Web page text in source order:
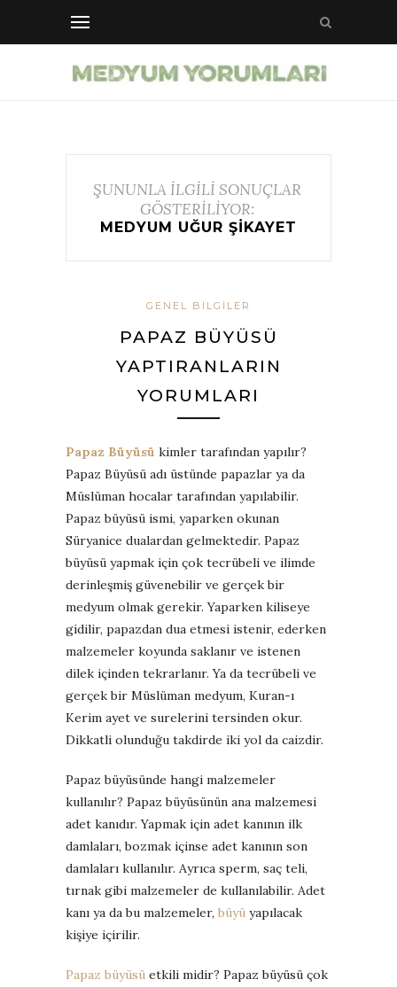
ŞUNUNLA İLGİLİ SONUÇLAR
GÖSTERİLİYOR:
MEDYUM UĞUR ŞIKAYET
GENEL BILGILER
PAPAZ BÜYÜSÜ
YAPTIRANLARIN
YORUMLARI
Papaz Büyüsü kimler tarafından yapılır?
Papaz Büyüsü adı üstünde papazlar ya da
Müslüman hocalar tarafından yapılabilir.
Papaz büyüsü ismi, yaparken okunan
Süryanice dualardan gelmektedir. Papaz
büyüsü yapmak için çok tecrübeli ve ilimde
derinleşmiş güvenebilir ve gerçek bir
medyum olmak gerekir. Yaparken kiliseye
gidilir, papazdan dua etmesi istenir, ederken
malzemeler koyunda saklanır ve istenen
dilek içinden tekrarlanır. Ya da tecrübeli ve
gerçek bir Müslüman medyum, Kuran-ı
Kerim ayet ve surelerini tersinden okur.
Dikkatli olunduğu takdirde iki yol da caizdir.
Papaz büyüsünde hangi malzemeler
kullanılır? Papaz büyüsünün ana malzemesi
adet kanıdır. Yapmak için adet kanının ilk
damlaları, bozmak içinse adet kanının son
damlaları kullanılır. Ayrıca sperm, saç teli,
tırnak gibi malzemeler de kullanılabilir. Adet
kanı ya da bu malzemeler, büyü yapılacak
kişiye içirilir.
Papaz büyüsü etkili midir? Papaz büyüsü çok